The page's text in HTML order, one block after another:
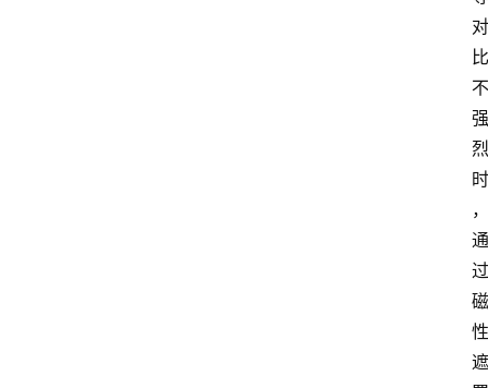
对
比
不
强
烈
时
，
通
过
磁
性
遮